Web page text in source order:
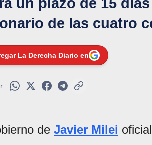
de las cuatro
La Derecha Diario en
de Javier Milei